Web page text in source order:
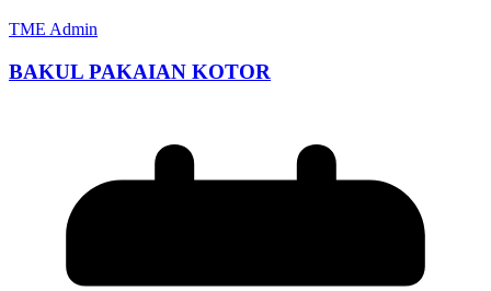
TME Admin
BAKUL PAKAIAN KOTOR